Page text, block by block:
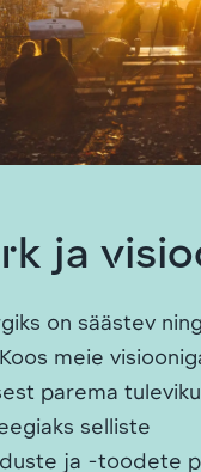
ja
on säästev
meie
parema
selliste
ja -toodete